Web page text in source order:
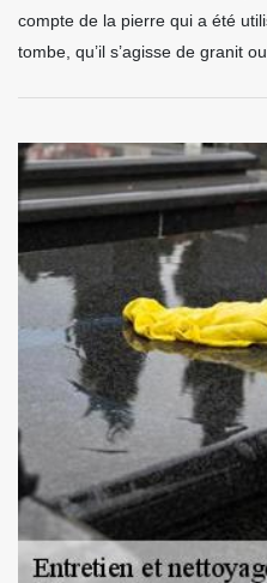
compte de la pierre qui a été
tombe, qu’il s’agisse de granit